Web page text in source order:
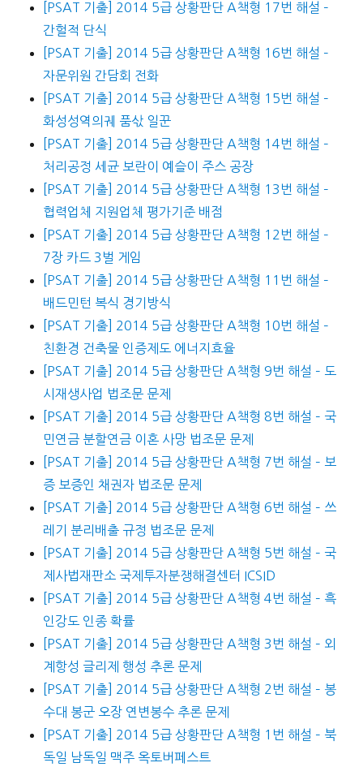
[PSAT 기출] 2014 5급 상황판단 A책형 17번 해설 –
간헐적 단식
[PSAT 기출] 2014 5급 상황판단 A책형 16번 해설 –
자문위원 간담회 전화
[PSAT 기출] 2014 5급 상황판단 A책형 15번 해설 –
화성성역의궤 품삯 일꾼
[PSAT 기출] 2014 5급 상황판단 A책형 14번 해설 –
처리공정 세균 보란이 예슬이 주스 공장
[PSAT 기출] 2014 5급 상황판단 A책형 13번 해설 –
협력업체 지원업체 평가기준 배점
[PSAT 기출] 2014 5급 상황판단 A책형 12번 해설 –
7장 카드 3벌 게임
[PSAT 기출] 2014 5급 상황판단 A책형 11번 해설 –
배드민턴 복식 경기방식
[PSAT 기출] 2014 5급 상황판단 A책형 10번 해설 –
친환경 건축물 인증제도 에너지효율
[PSAT 기출] 2014 5급 상황판단 A책형 9번 해설 – 도
시재생사업 법조문 문제
[PSAT 기출] 2014 5급 상황판단 A책형 8번 해설 – 국
민연금 분할연금 이혼 사망 법조문 문제
[PSAT 기출] 2014 5급 상황판단 A책형 7번 해설 – 보
증 보증인 채권자 법조문 문제
[PSAT 기출] 2014 5급 상황판단 A책형 6번 해설 – 쓰
레기 분리배출 규정 법조문 문제
[PSAT 기출] 2014 5급 상황판단 A책형 5번 해설 – 국
제사법재판소 국제투자분쟁해결센터 ICSID
[PSAT 기출] 2014 5급 상황판단 A책형 4번 해설 – 흑
인강도 인종 확률
[PSAT 기출] 2014 5급 상황판단 A책형 3번 해설 – 외
계항성 글리제 행성 추론 문제
[PSAT 기출] 2014 5급 상황판단 A책형 2번 해설 – 봉
수대 봉군 오장 연변봉수 추론 문제
[PSAT 기출] 2014 5급 상황판단 A책형 1번 해설 – 북
독일 남독일 맥주 옥토버페스트